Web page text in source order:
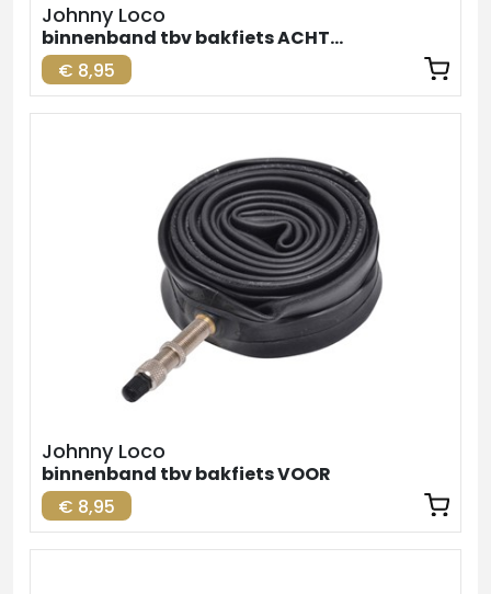
Johnny Loco
binnenband tbv bakfiets ACHTER
€ 8,95
Johnny Loco
binnenband tbv bakfiets VOOR
€ 8,95